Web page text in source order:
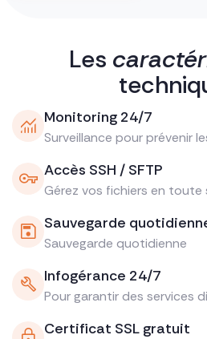
Les
Monitoring 24/7
Surveillance pour prévenir
Accès SSH / SFTP
Gérez vos fichiers en toute
Sauvegarde
Sauvegarde quotidienne
Infogérance 24/7
Pour garantir des services
Certificat SSL gratuit